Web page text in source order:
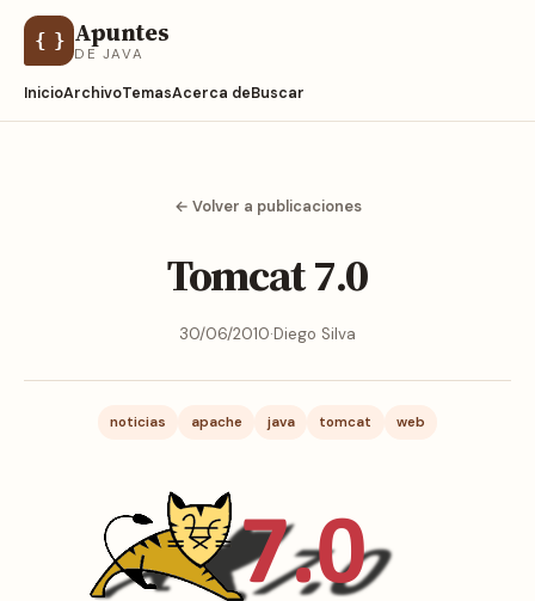
{ } Apuntes
DE JAVA
InicioArchivoTemasAcerca deBuscar
← Volver a publicaciones
Tomcat 7.0
30/06/2010·Diego Silva
noticias apache java tomcat web